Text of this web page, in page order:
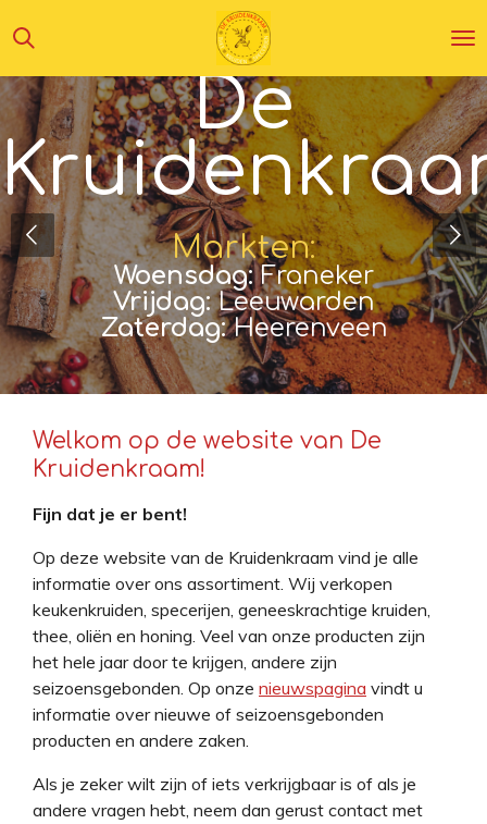
direct
naar
de
hoofdinhoud
De
Markten:
Woensdag:Franeker
Vrijdag:Leeuwarden
Zaterdag:Heerenveen
Welkom op de website van De
Kruidenkraam!
Fijn dat je er bent!
Op deze website van de Kruidenkraam vind je alle
informatie over ons assortiment. Wij verkopen
keukenkruiden, specerijen, geneeskrachtige kruiden,
thee, oliën en honing. Veel van onze producten zijn
het hele jaar door te krijgen, andere zijn
seizoensgebonden. Op onze nieuwspagina vindt u
informatie over nieuwe of seizoensgebonden
producten en andere zaken.
Als je zeker wilt zijn of iets verkrijgbaar is of als je
andere vragen hebt, neem dan gerust contact met